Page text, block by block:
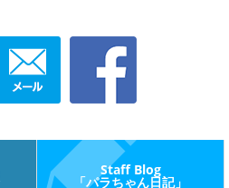
Staff Blog
「パラちゃん日記」